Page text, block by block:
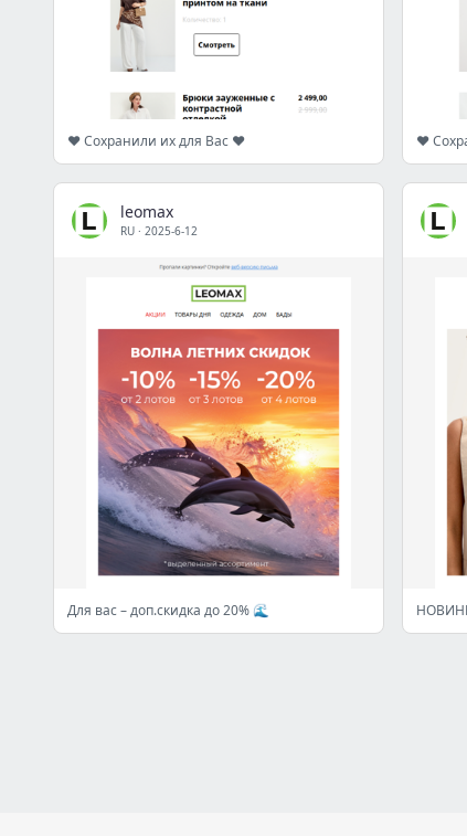
❤️ Сохранили их для Вас ❤️ ❤️
leomax
RU · 2025-6-12
Для вас – доп.скидка до 20% 🌊